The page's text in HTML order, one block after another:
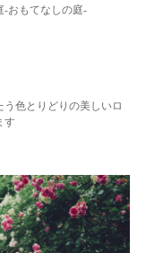
-おもてなしの庭-
色とりどりの美しいロ
す